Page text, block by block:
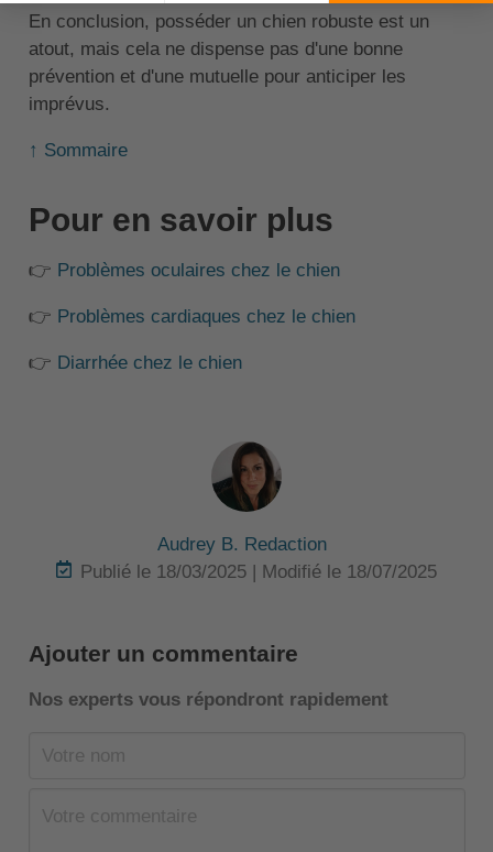
En conclusion, posséder un chien robuste est un
atout, mais cela ne dispense pas d'une bonne
prévention et d'une mutuelle pour anticiper les
imprévus.
↑ Sommaire
Pour en savoir plus
👉 Problèmes oculaires chez le chien
👉 Problèmes cardiaques chez le chien
👉 Diarrhée chez le chien
Audrey B. Redaction
Publié le 18/03/2025 | Modifié le 18/07/2025
Ajouter un commentaire
Nos experts vous répondront rapidement